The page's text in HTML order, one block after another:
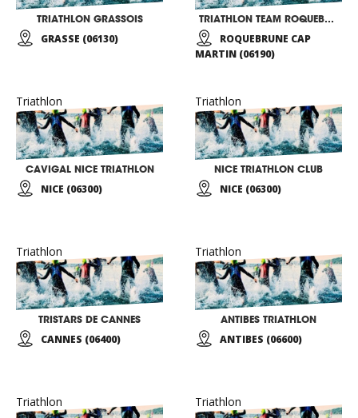
TRIATHLON GRASSOIS
GRASSE (06130)
TRIATHLON TEAM ROQUEBRUNE CAP MARTIN
ROQUEBRUNE CAP
MARTIN (06190)
Triathlon
CAVIGAL NICE TRIATHLON
NICE (06300)
Triathlon
NICE TRIATHLON CLUB
NICE (06300)
Triathlon
TRISTARS DE CANNES
CANNES (06400)
Triathlon
ANTIBES TRIATHLON
ANTIBES (06600)
Triathlon Triathlon